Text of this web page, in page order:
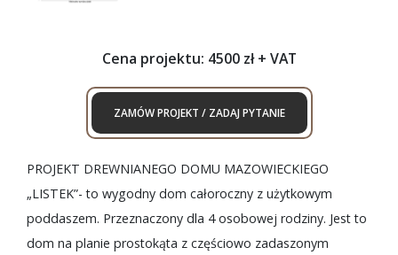
Cena projektu: 4500 zł + VAT
ZAMÓW PROJEKT / ZADAJ PYTANIE
PROJEKT DREWNIANEGO DOMU MAZOWIECKIEGO
„LISTEK”- to wygodny dom całoroczny z użytkowym
poddaszem. Przeznaczony dla 4 osobowej rodziny. Jest to
dom na planie prostokąta z częściowo zadaszonym